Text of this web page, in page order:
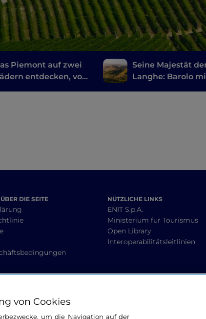
Piemont auf zwei
entdecken, von
Seine Majestät
Langhe: Barolo
DIE SEITE NÜTZLICHE LINKS
ENIT S.p.A.
Ministerium für Tourismus
Open Library
Interoperabilitätsleitlinien
von Cookies
um die Navigation auf der